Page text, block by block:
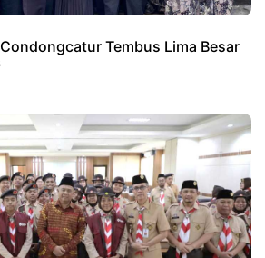
Tembus Lima Besar